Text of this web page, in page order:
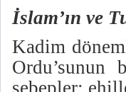
İslam’ın ve
Kadim
Ordu’sunun
sebepler;